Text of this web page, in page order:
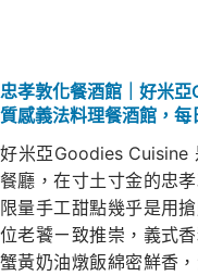
忠孝敦化餐酒館｜好米
質感義法料理餐酒館，每
好米亞Goodies Cuisine
餐廳，在寸土寸金的忠
限量手工甜點幾乎是用
位老饕ㄧ致推崇，義式
蟹黃奶油燉飯綿密鮮香